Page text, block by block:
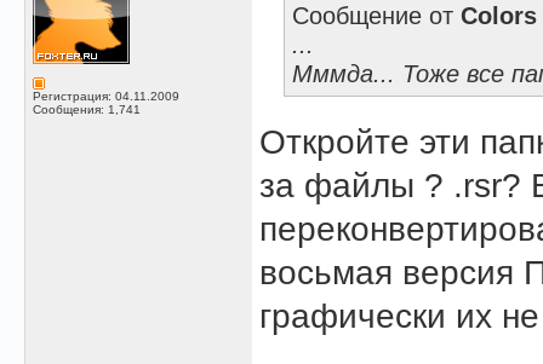
Регистрация: 04.11.2009
Сообщения: 1,741
Сообщение от Colors
...
Мммда... Тоже все
Откройте эти
за файлы ? .rsr?
восьмая версия
графически их